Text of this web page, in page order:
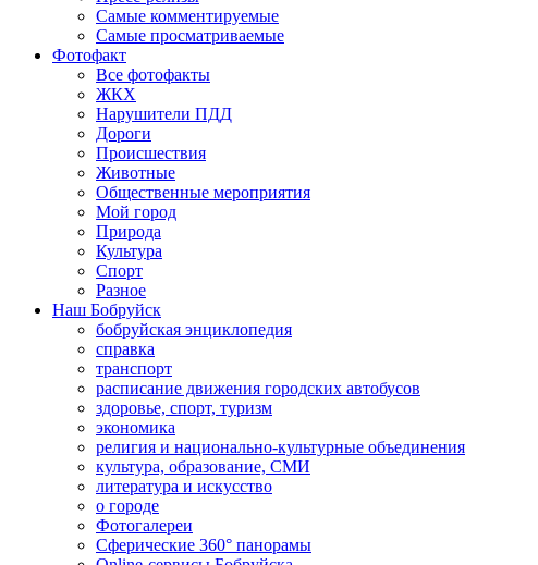
Самые комментируемые
Самые просматриваемые
Фотофакт
Все фотофакты
ЖКХ
Нарушители ПДД
Дороги
Происшествия
Животные
Общественные мероприятия
Мой город
Природа
Культура
Спорт
Разное
Наш Бобруйск
бобруйская энциклопедия
справка
транспорт
расписание движения городских автобусов
здоровье, спорт, туризм
экономика
религия и национально-культурные объединения
культура, образование, СМИ
литература и искусство
о городе
Фотогалереи
Сферические 360° панорамы